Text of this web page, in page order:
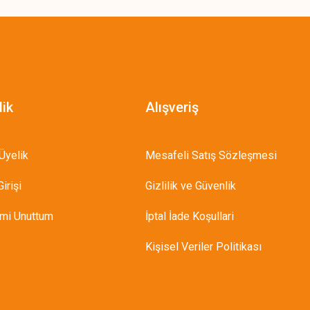
Unuttum
Alışveriş
Mesafeli Satış Sözleşmesi
Gizlilik ve Güvenlik
İptal İade Koşullari
Kişisel Veriler Politikası